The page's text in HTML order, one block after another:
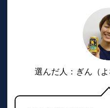
選んだ人：ぎん（よ